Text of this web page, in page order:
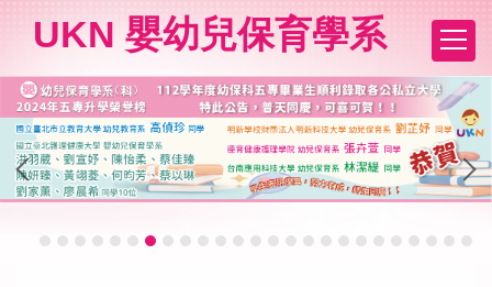
要
內
容
區
UKN 嬰幼兒保育學系